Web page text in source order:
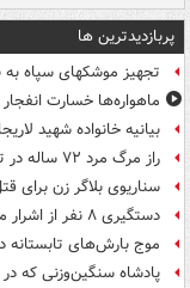
پربازدیدترین ها
تجهیز موشکهای سپاه
ماهواره‌ها خسارت
بیانیه خانواده شهید
راز مرگ مرد ۷۲ ساله در تهرانپارس فاش شد
سناریوی بلاگر زن
دستگیری ۸ نفر از اشرار مسلح شاخص و مرتبطین گروهک های تروریستی
موج بارش‌های تابستانه در راه
پادشاه سنگین‌وزنی که